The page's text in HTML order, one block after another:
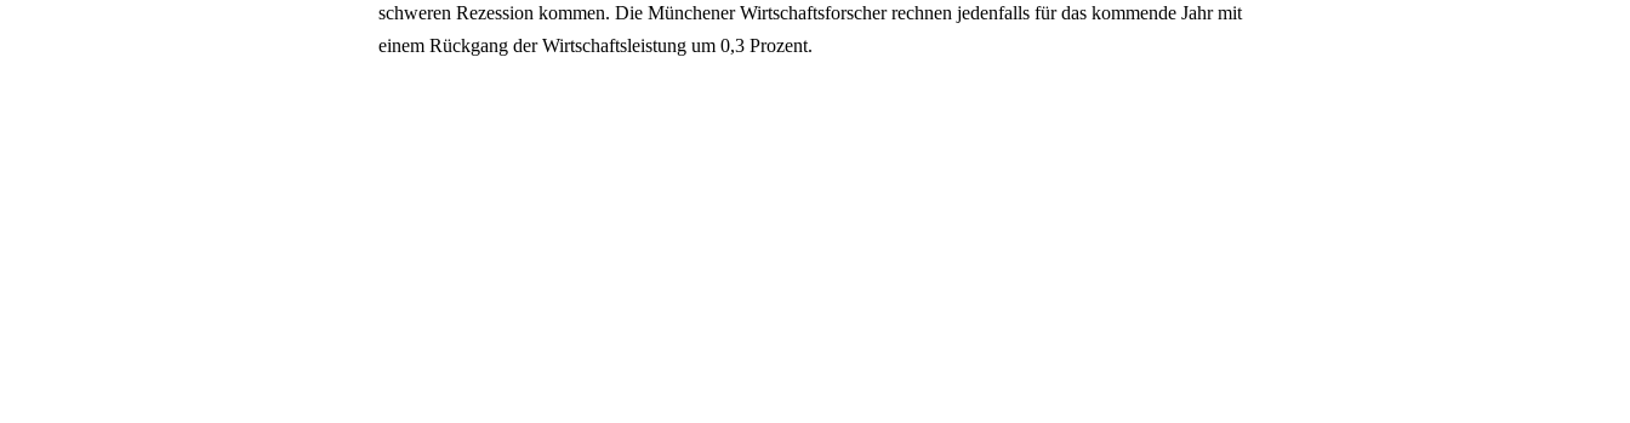
schweren Rezession kommen. Die Münchener Wirtschaftsforscher rechnen jedenfalls für das kommende Jahr mit
einem Rückgang der Wirtschaftsleistung um 0,3 Prozent.